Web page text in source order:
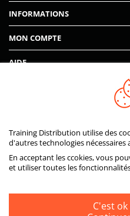
INFORMATIONS
MON COMPTE
Training Distribution utilise des
d'autres technologies
En acceptant les ccokies, vous
et utiliser toutes les
C'est
AIDE